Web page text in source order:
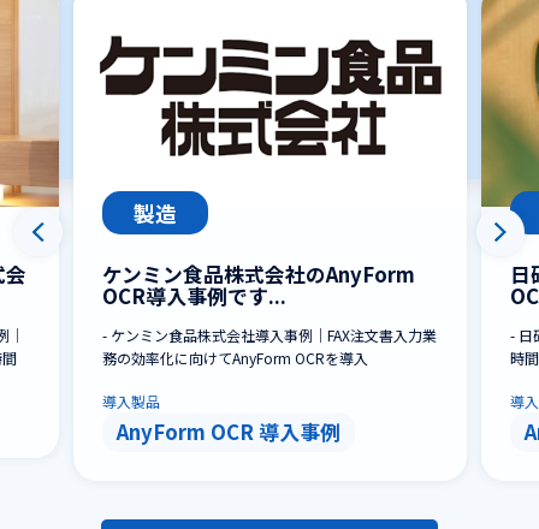
｜
製造
ケンミン食品株式会社のAnyForm
OCR導入事例です...
- ケンミン食品株式会社導入事例｜FAX注文書入力業
務の効率化に向けてAnyForm OCRを導入
導入製品
AnyForm OCR 導入事例
日
- 日
時
導